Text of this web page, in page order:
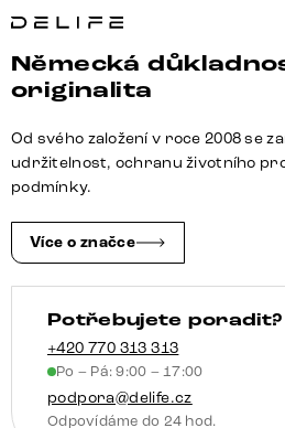
s
područkami
pravá
kůže
podnož
široká
titanová
barva
360°
otočný
taštičkové
Německá
originalita
Od svého založení v roce 2008 se
udržitelnost, ochranu životního
podmínky.
Více o značce
Potřebujete poradit?
+420 770 313 313
Po – Pá: 9:00 – 17:00
podpora@delife.cz
Odpovídáme do 24 hod.